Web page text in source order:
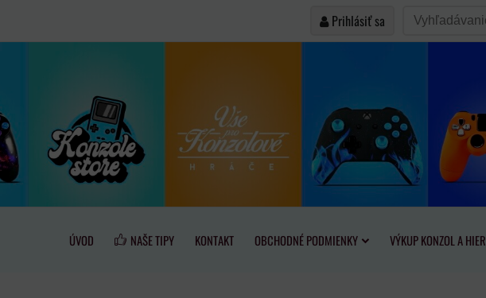
Prihlásiť sa
ÚVOD NAŠE TIPY KONTAKT OBCHODNÉ PODMIENKY VÝKUP KONZOL A HIER